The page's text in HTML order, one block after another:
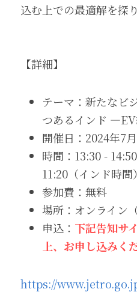
込む上での最適解を探り
【詳細】
テーマ：新たなビ
つあるインド
開催日：2024年7月
時間：13:30 -
11:20（インド時間）
参加費：無料
場所：オンライン
申込： 下記告知サ
上、お申し込みく
https://